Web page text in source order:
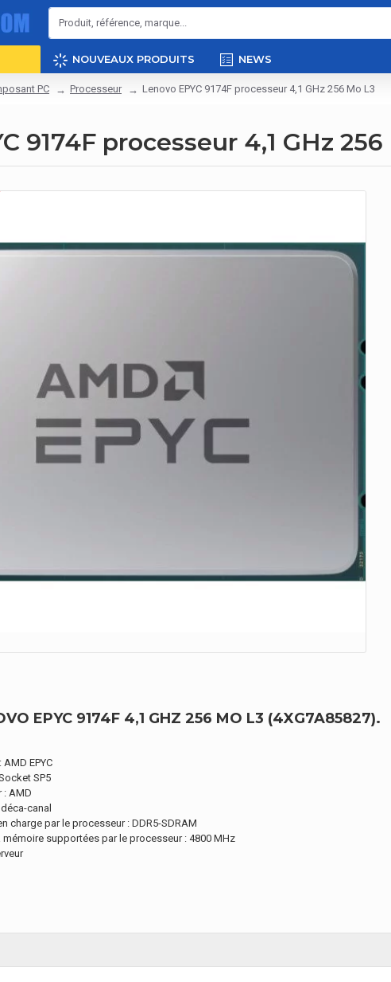
NOUVEAUX PRODUITS NEWS
PC Processeur Lenovo EPYC 9174F processeur 4,1 GHz 256 Mo L3
9174F processeur 4,1 GHz 256
EPYC 9174F 4,1 GHZ 256 MO L3 (4XG7A85827).
EPYC
SP5
: AMD
canal
charge par le processeur : DDR5-SDRAM
supportées par le processeur : 4800 MHz